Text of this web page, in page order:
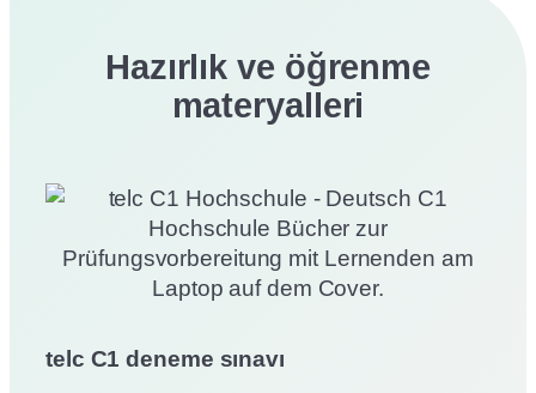
Hazırlık ve öğrenme
materyalleri
telc C1 deneme sınavı